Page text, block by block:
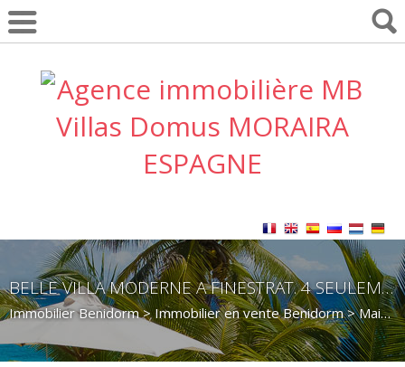
BELLE VILLA MODERNE A FINESTRAT. 4 SEULEMENT EN VENTE
Immobilier Benidorm >Immobilier en vente Benidorm >Maison Villa en vente Benidorm